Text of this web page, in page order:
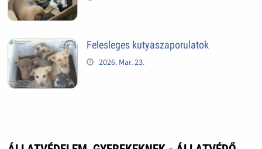
Felesleges kutyaszaporulatok
2026. Mar. 23.